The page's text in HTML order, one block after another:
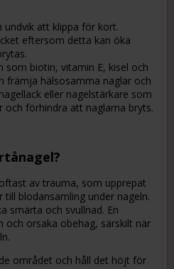
undvik att klippa för kort.
eftersom detta kan öka
som biotin, vitamin E, kisel och
främja hälsosamma naglar och
eller nagelstärkare som
och förhindra att naglarna bryts.
av trauma, som upprepat
blodansamling under nageln.
smärta och svullnad. En
och orsaka obehag, särskilt när
området och håll det höjt för